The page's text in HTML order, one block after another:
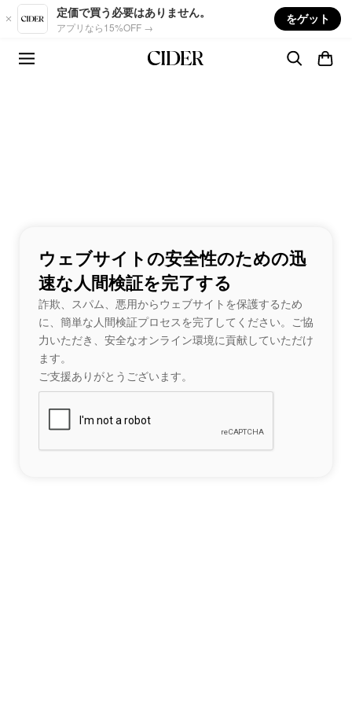
Skip to main content
定価で買う必要はありません。
アプリなら15%OFF →
をゲット
ウェブサイトの安全性のための迅
速な人間検証を完了する
詐欺、スパム、悪用からウェブサイトを保護するため
に、簡単な人間検証プロセスを完了してください。ご協
力いただき、安全なオンライン環境に貢献していただけ
ます。
ご支援ありがとうございます。